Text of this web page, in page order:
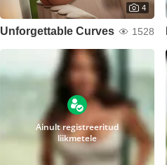
4
Unforgettable Curves 1528
Ainult registreeritud
liikmetele